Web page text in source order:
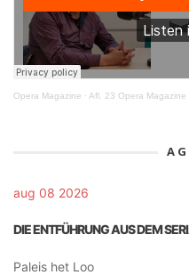
Opera Magazine · Afl. 23 Opera
aug 08 2026
DIE ENTFÜHRUNG AUS DEM
Paleis het Loo